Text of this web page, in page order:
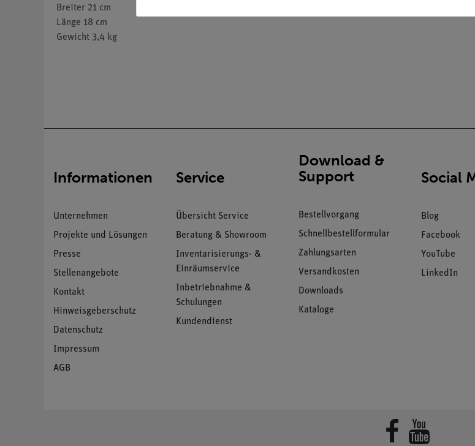
Breiter 21 cm
Länge 18 cm
Gewicht 3,4 kg
Informationen
Unternehmen
Projekte und Lösungen
Presse
Stellenangebote
Kontakt
Hinweisgeberschutz
Datenschutz
Impressum
AGB
Service
Übersicht Service
Beratung & Showroom
Inventarisierungs- &
Einräumservice
Inbetriebnahme &
Schulungen
Kundendienst
Download &
Support
Bestellvorgang
Schnellbestellformular
Zahlungsarten
Versandkosten
Downloads
Kataloge
Social
Blog
Facebook
YouTube
LinkedIn